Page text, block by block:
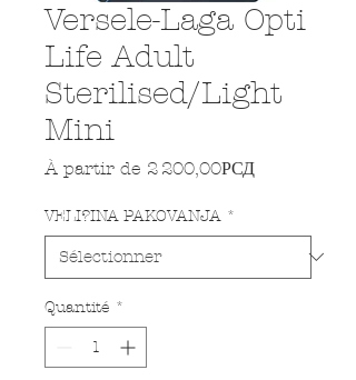
Versele-Laga Opti
Life Adult
Sterilised/Light
Mini
À partir de 2 200,00РСДPrix
VELI?INA PAKOVANJA *
Quantité *